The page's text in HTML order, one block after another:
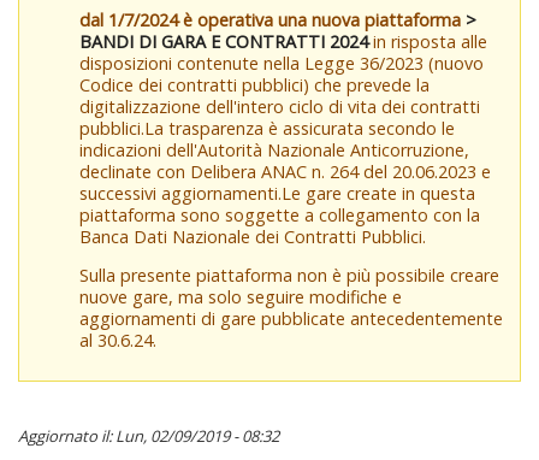
dal 1/7/2024 è operativa una nuova piattaforma >
BANDI DI GARA E CONTRATTI 2024in risposta alle
disposizioni contenute nella Legge 36/2023 (nuovo
Codice dei contratti pubblici) che prevede la
digitalizzazione dell'intero ciclo di vita dei contratti
pubblici.La trasparenza è assicurata secondo le
indicazioni dell'Autorità Nazionale Anticorruzione,
declinate con Delibera ANAC n. 264 del 20.06.2023 e
successivi aggiornamenti.Le gare create in questa
piattaforma sono soggette a collegamento con la
Banca Dati Nazionale dei Contratti Pubblici.
Sulla presente piattaforma non è più possibile creare
nuove gare, ma solo seguire modifiche e
aggiornamenti di gare pubblicate antecedentemente
al 30.6.24.
Aggiornato il: Lun, 02/09/2019 - 08:32